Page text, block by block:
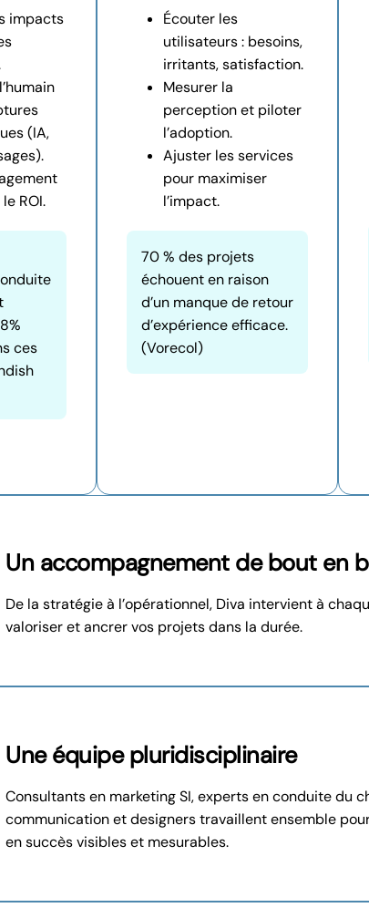
impacts
(IA,
ROI.
ces
Écouter les
utilisateurs : besoins,
irritants, satisfaction.
Mesurer la
perception et piloter
l’adoption.
Ajuster les services
pour maximiser
l’impact.
70 % des projets
échouent en raison
d’un manque de retour
d’expérience efficace.
(Vorecol)
Un accompagnement de bout en
De la stratégie à l’opérationnel, Diva intervient à
valoriser et ancrer vos projets dans la durée.
Une équipe pluridisciplinaire
Consultants en marketing SI, experts en conduite du
communication et designers travaillent ensemble
en succès visibles et mesurables.